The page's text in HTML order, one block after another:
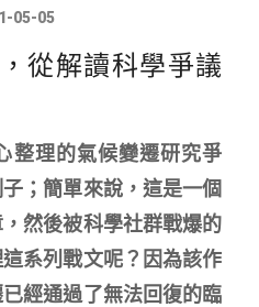
05-05
從解讀科學爭議
整理的氣候變遷研究爭
；簡單來說，這是一個
然後被科學社群戰爆的
系列戰文呢？因為該作
經通過了無法回復的臨